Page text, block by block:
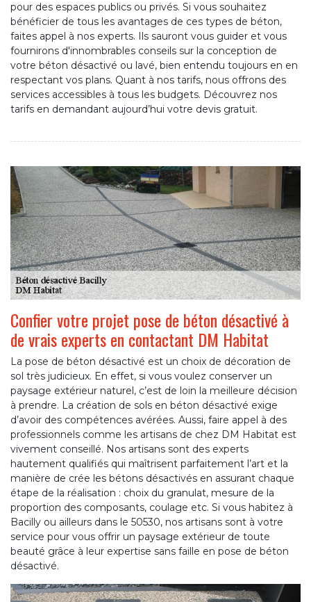
pour des espaces publics ou privés. Si vous souhaitez
bénéficier de tous les avantages de ces types de béton,
faites appel à nos experts. Ils sauront vous guider et vous
fournirons d'innombrables conseils sur la conception de
votre béton désactivé ou lavé, bien entendu toujours en en
respectant vos plans. Quant à nos tarifs, nous offrons des
services accessibles à tous les budgets. Découvrez nos
tarifs en demandant aujourd’hui votre devis gratuit.
Confier votre projet pose de béton désactivé à
de vrais experts en contactant DM Habitat
La pose de béton désactivé est un choix de décoration de
sol très judicieux. En effet, si vous voulez conserver un
paysage extérieur naturel, c’est de loin la meilleure décision
à prendre. La création de sols en béton désactivé exige
d’avoir des compétences avérées. Aussi, faire appel à des
professionnels comme les artisans de chez DM Habitat est
vivement conseillé. Nos artisans sont des experts
hautement qualifiés qui maîtrisent parfaitement l’art et la
manière de crée les bétons désactivés en assurant chaque
étape de la réalisation : choix du granulat, mesure de la
proportion des composants, coulage etc. Si vous habitez à
Bacilly ou ailleurs dans le 50530, nos artisans sont à votre
service pour vous offrir un paysage extérieur de toute
beauté grâce à leur expertise sans faille en pose de béton
désactivé.